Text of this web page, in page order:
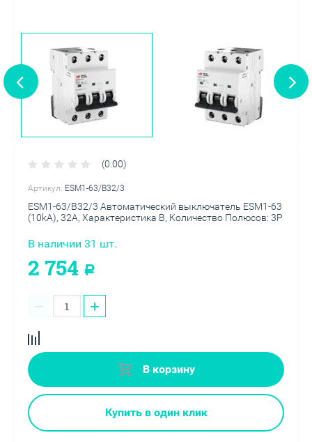
(0.00)
Артикул: ESM1-63/B32/3
ESM1-63/B32/3 Автоматический выключатель ESM1-63
(10kA), 32A, Характеристика B, Количество Полюсов: 3P
В наличии 31 шт.
2 754 Р
− +
В корзину
Купить в один клик